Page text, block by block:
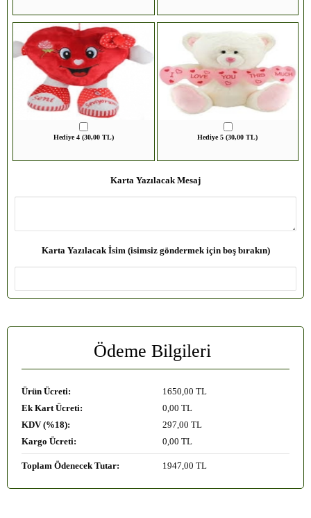
Hediye 4 (30,00 TL) Hediye 5 (30,00 TL)
Karta Yazılacak Mesaj
Karta Yazılacak İsim (isimsiz göndermek için boş bırakın)
Ödeme Bilgileri
Ürün Ücreti: 1650 ,00 TL
Ek Kart Ücreti:
0 ,00 TL
KDV (%18):
297 ,00 TL
Kargo Ücreti:
0 ,00 TL
Toplam Ödenecek Tutar: 1947 ,00 TL